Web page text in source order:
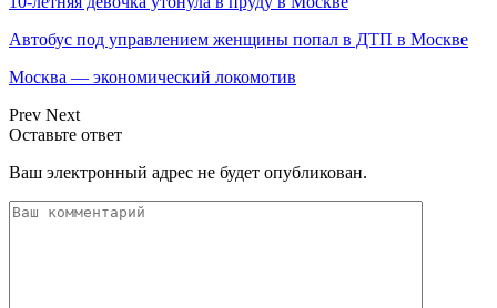
Автобус под управлением женщины попал в ДТП в Москве
Москва — экономический локомотив
Prev Next
Оставьте ответ
Ваш электронный адрес не будет опубликован.